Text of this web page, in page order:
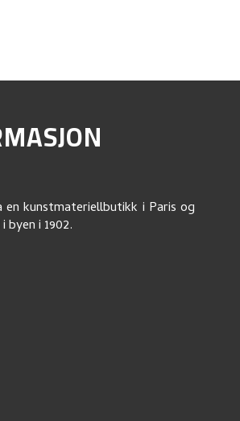
kunstmateriellbutikk i Paris og
i 1902.